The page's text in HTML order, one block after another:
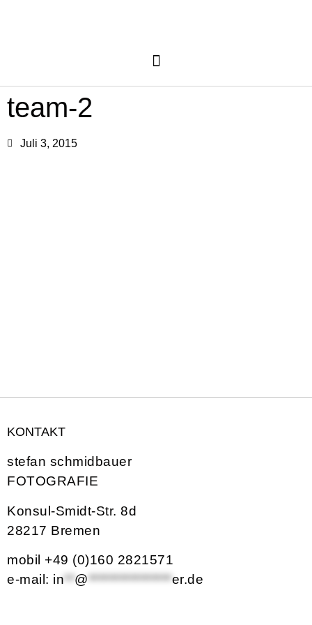
team-2
Juli 3, 2015
KONTAKT
stefan schmidbauer
FOTOGRAFIE
Konsul-Smidt-Str. 8d
28217 Bremen
mobil +49 (0)160 2821571
e-mail: in**@****************er.de